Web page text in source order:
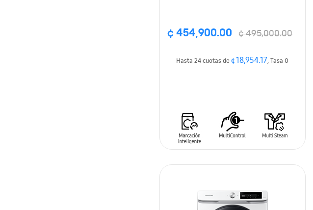
¢ 454,900.00 ¢ 495,000.00
Hasta 24 cuotas de¢ 18,954.17, Tasa 0